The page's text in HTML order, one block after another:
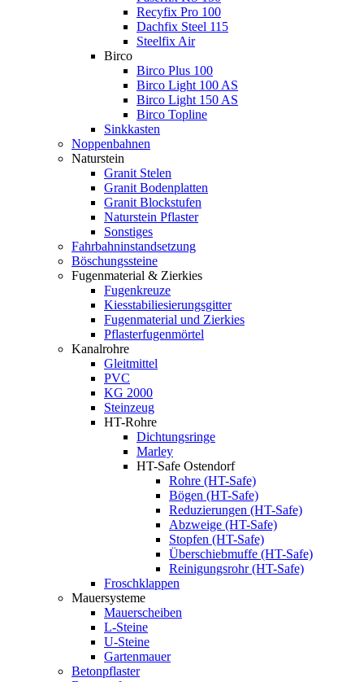
Recyfix Pro 100
Dachfix Steel 115
Steelfix Air
Birco
Birco Plus 100
Birco Light 100 AS
Birco Light 150 AS
Birco Topline
Sinkkasten
Noppenbahnen
Naturstein
Granit Stelen
Granit Bodenplatten
Granit Blockstufen
Naturstein Pflaster
Sonstiges
Fahrbahninstandsetzung
Böschungssteine
Fugenmaterial & Zierkies
Fugenkreuze
Kiesstabiliesierungsgitter
Fugenmaterial und Zierkies
Pflasterfugenmörtel
Kanalrohre
Gleitmittel
PVC
KG 2000
Steinzeug
HT-Rohre
Dichtungsringe
Marley
HT-Safe Ostendorf
Rohre (HT-Safe)
Bögen (HT-Safe)
Reduzierungen (HT-Safe)
Abzweige (HT-Safe)
Stopfen (HT-Safe)
Überschiebmuffe (HT-Safe)
Reinigungsrohr (HT-Safe)
Froschklappen
Mauersysteme
Mauerscheiben
L-Steine
U-Steine
Gartenmauer
Betonpflaster